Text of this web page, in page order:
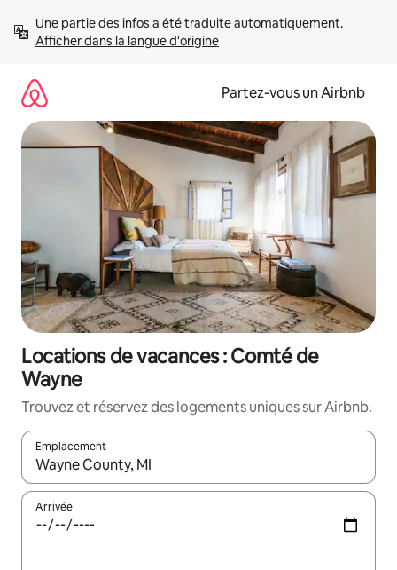
directement
Afficher dans la langue d'origine
Partez-vous un Airbnb
Locations de vacances : Comté de
Wayne
Trouvez et réservez des logements uniques sur Airbnb.
Emplacement
Quand les résultats sont affichés, parcourez-les en utilisant
Arrivée